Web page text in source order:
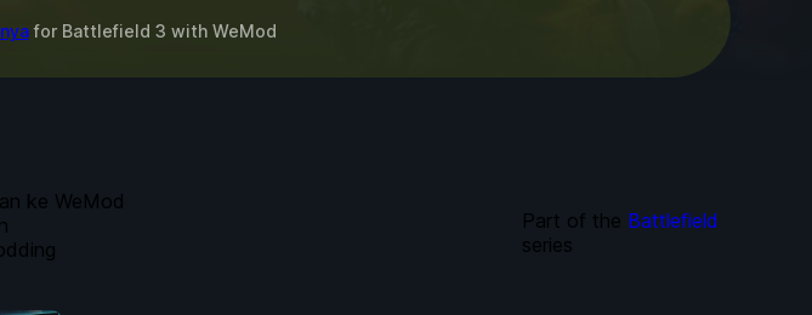
for Battlefield 3 with WeMod
ke WeMod
Part of the Battlefield
series